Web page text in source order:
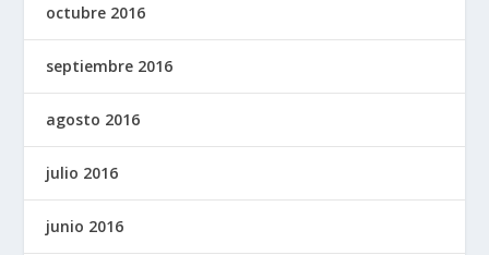
octubre 2016
septiembre 2016
agosto 2016
julio 2016
junio 2016